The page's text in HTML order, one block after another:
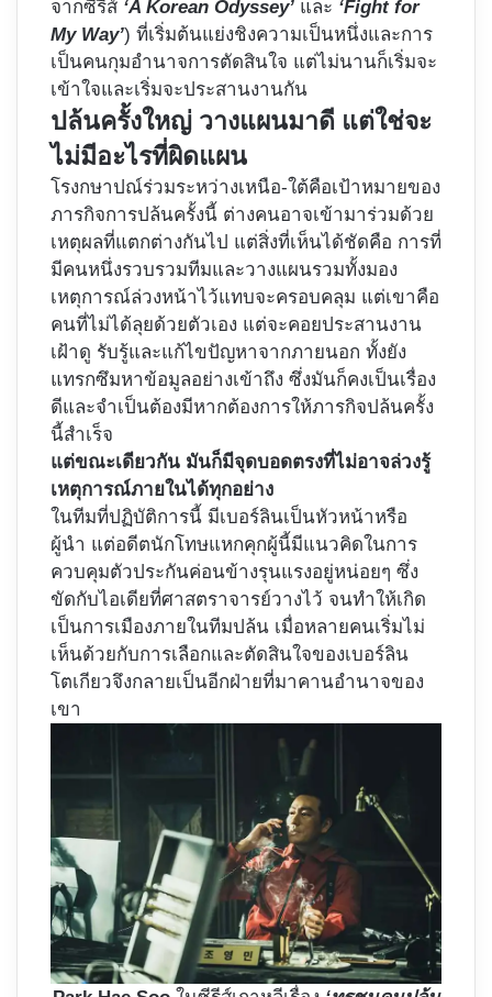
จากซีรีส์ ‘A Korean Odyssey’ และ ‘Fight for
My Way’) ที่เริ่มต้นแย่งชิงความเป็นหนึ่งและการ
เป็นคนกุมอำนาจการตัดสินใจ แต่ไม่นานก็เริ่มจะ
เข้าใจและเริ่มจะประสานงานกัน
ปล้นครั้งใหญ่ วางแผนมาดี แต่ใช่จะ
ไม่มีอะไรที่ผิดแผน
โรงกษาปณ์ร่วมระหว่างเหนือ-ใต้คือเป้าหมายของ
ภารกิจการปล้นครั้งนี้ ต่างคนอาจเข้ามาร่วมด้วย
เหตุผลที่แตกต่างกันไป แต่สิ่งที่เห็นได้ชัดคือ การที่
มีคนหนึ่งรวบรวมทีมและวางแผนรวมทั้งมอง
เหตุการณ์ล่วงหน้าไว้แทบจะครอบคลุม แต่เขาคือ
คนที่ไม่ได้ลุยด้วยตัวเอง แต่จะคอยประสานงาน
เฝ้าดู รับรู้และแก้ไขปัญหาจากภายนอก ทั้งยัง
แทรกซึมหาข้อมูลอย่างเข้าถึง ซึ่งมันก็คงเป็นเรื่อง
ดีและจำเป็นต้องมีหากต้องการให้ภารกิจปล้นครั้ง
นี้สำเร็จ
แต่ขณะเดียวกัน มันก็มีจุดบอดตรงที่ไม่อาจล่วงรู้
เหตุการณ์ภายในได้ทุกอย่าง
ในทีมที่ปฏิบัติการนี้ มีเบอร์ลินเป็นหัวหน้าหรือ
ผู้นำ แต่อดีตนักโทษแหกคุกผู้นี้มีแนวคิดในการ
ควบคุมตัวประกันค่อนข้างรุนแรงอยู่หน่อยๆ ซึ่ง
ขัดกับไอเดียที่ศาสตราจารย์วางไว้ จนทำให้เกิด
เป็นการเมืองภายในทีมปล้น เมื่อหลายคนเริ่มไม่
เห็นด้วยกับการเลือกและตัดสินใจของเบอร์ลิน
โตเกียวจึงกลายเป็นอีกฝ่ายที่มาคานอำนาจของ
เขา